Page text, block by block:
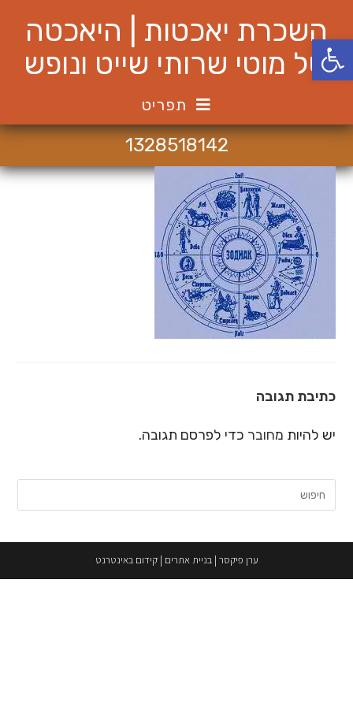
פתח סרגל נגישות
contentהשכרת יאכטות | היאכטה
של מוטי שרותי שייט ונופש
תפריט
1328518142
כתיבת תגובה
יש להיות מחובר כדי לפרסם תגובה.
ערן פיקסר |בניית אתרים |קידום באינטרנט